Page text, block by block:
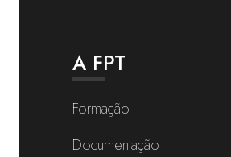
A FPT
Formação
Documentação